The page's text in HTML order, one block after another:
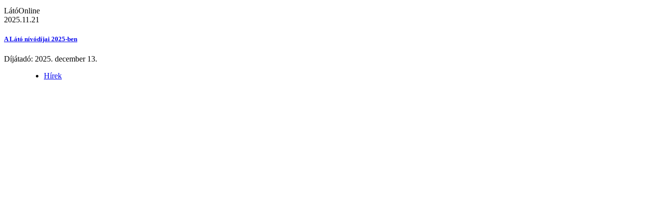
LátóOnline
2025.11.21
A Látó nívódíjai 2025-ben
Díjátadó: 2025. december 13.
Hírek